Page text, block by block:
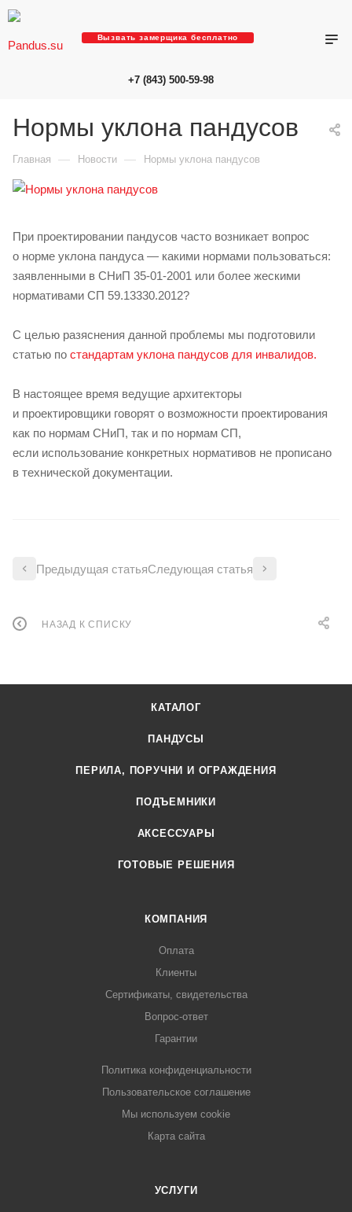
Вызвать замерщика бесплатно
+7 (843) 500-59-98
Нормы уклона пандусов
Главная — Новости — Нормы уклона пандусов
При проектировании пандусов часто возникает вопрос
о норме уклона пандуса — какими нормами пользоваться:
заявленными в СНиП 35-01-2001 или более жескими
нормативами СП 59.13330.2012?
С целью разяснения данной проблемы мы подготовили
статью по стандартам уклона пандусов для инвалидов.
В настоящее время ведущие архитекторы
и проектировщики говорят о возможности проектирования
как по нормам СНиП, так и по нормам СП,
если использование конкретных нормативов не прописано
в технической документации.
Предыдущая статьяСледующая статья
НАЗАД К СПИСКУ
КАТАЛОГ
ПАНДУСЫ
ПЕРИЛА, ПОРУЧНИ И ОГРАЖДЕНИЯ
ПОДЪЕМНИКИ
АКСЕССУАРЫ
ГОТОВЫЕ РЕШЕНИЯ
КОМПАНИЯ
Оплата
Клиенты
Сертификаты, свидетельства
Вопрос-ответ
Гарантии
Политика конфиденциальности
Пользовательское соглашение
Мы используем cookie
Карта сайта
УСЛУГИ